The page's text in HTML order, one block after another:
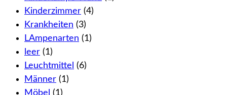
Kinderzimmer (4)
Krankheiten (3)
LAmpenarten (1)
leer (1)
Leuchtmittel (6)
Männer (1)
Möbel (1)